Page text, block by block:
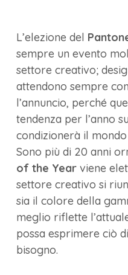
L’elezione del
sempre un evento
settore creativo;
attendono sempre
l’annuncio, perché
tendenza per l’anno
condizionerà il
Sono più di 20 anni
of the Year viene
settore creativo si
sia il colore della
meglio riflette
possa esprimere ciò
bisogno.